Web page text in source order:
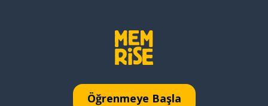
Öğrenmeye Başla